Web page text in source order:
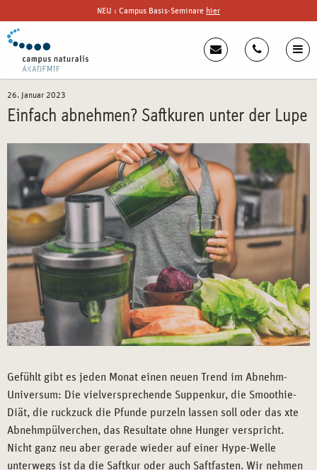
NEU : Campus Basis-Seminare hier
26. Januar 2023
Einfach abnehmen? Saftkuren unter der Lupe
Gefühlt gibt es jeden Monat einen neuen Trend im Abnehm-
Universum: Die vielversprechende Suppenkur, die Smoothie-
Diät, die ruckzuck die Pfunde purzeln lassen soll oder das xte
Abnehmpülverchen, das Resultate ohne Hunger verspricht.
Nicht ganz neu aber gerade wieder auf einer Hype-Welle
unterwegs ist da die Saftkur oder auch Saftfasten. Wir nehmen